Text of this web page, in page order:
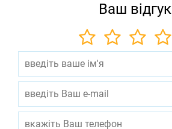
Ваш відгук